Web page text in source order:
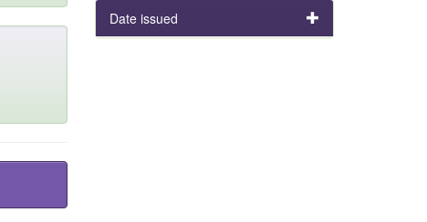
Date issued